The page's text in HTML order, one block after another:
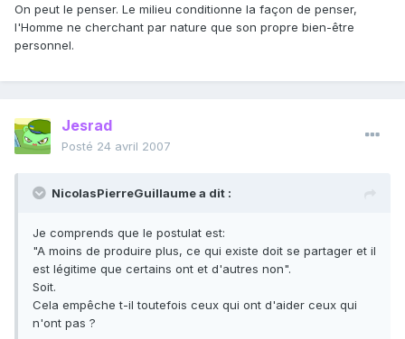
On peut le penser. Le milieu conditionne la façon de penser,
l'Homme ne cherchant par nature que son propre bien-être
personnel.
Jesrad
Posté 24 avril 2007
NicolasPierreGuillaume a dit :
Je comprends que le postulat est:
"A moins de produire plus, ce qui existe doit se partager et il
est légitime que certains ont et d'autres non".
Soit.
Cela empêche t-il toutefois ceux qui ont d'aider ceux qui
n'ont pas ?